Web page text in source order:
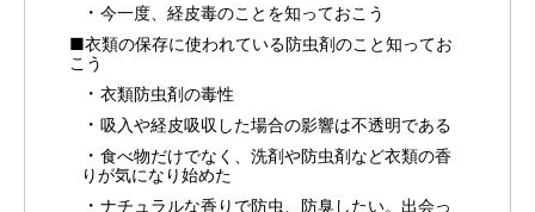
今一度、経皮毒のことを知っておこう
■衣類の保存に使われている防虫剤のこと知ってお
こう
衣類防虫剤の毒性
吸入や経皮吸収した場合の影響は不透明である
食べ物だけでなく、洗剤や防虫剤など衣類の香
りが気になり始めた
ナチュラルな香りで防虫、防臭したい。出会っ